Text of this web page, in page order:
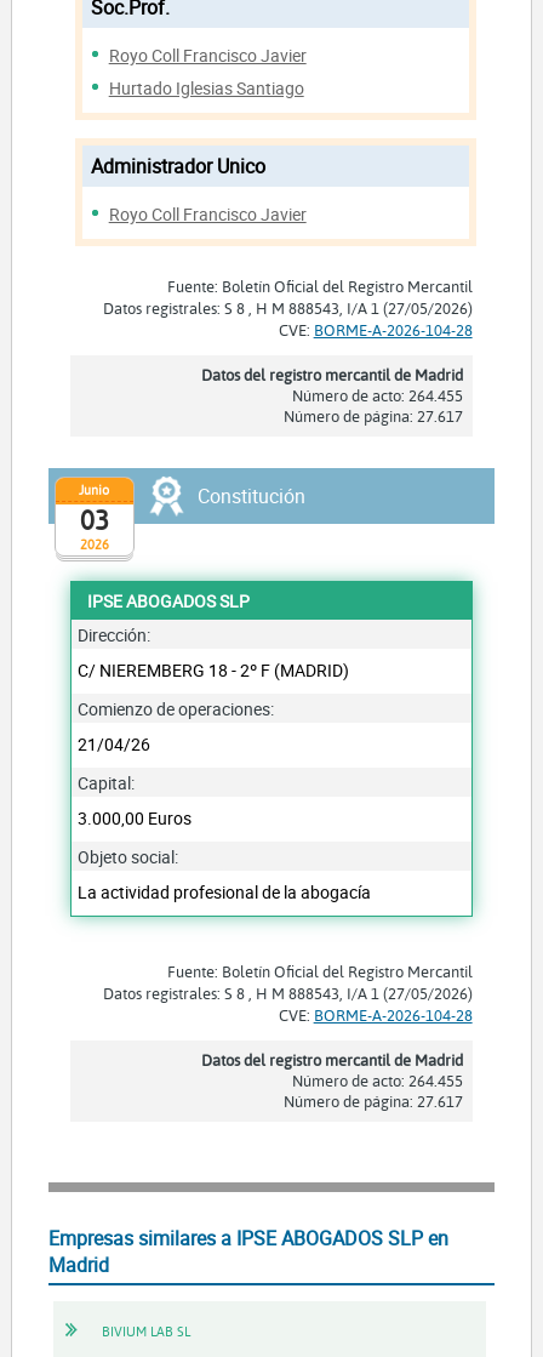
Soc.Prof.
Royo Coll Francisco Javier
Hurtado Iglesias Santiago
Administrador Unico
Royo Coll Francisco Javier
Fuente: Boletín Oficial del Registro Mercantil
Datos registrales: S 8 , H M 888543, I/A 1 (27/05/2026)
CVE: BORME-A-2026-104-28
Datos del registro mercantil de Madrid
Número de acto: 264.455
Número de página: 27.617
2026
Junio
03
Constitución
IPSE ABOGADOS SLP
Dirección:
C/ NIEREMBERG 18 - 2º F (MADRID)
Comienzo de operaciones:
21/04/26
Capital:
3.000,00 Euros
Objeto social:
La actividad profesional de la abogacía
Fuente: Boletín Oficial del Registro Mercantil
Datos registrales: S 8 , H M 888543, I/A 1 (27/05/2026)
CVE: BORME-A-2026-104-28
Datos del registro mercantil de Madrid
Número de acto: 264.455
Número de página: 27.617
Empresas similares a IPSE ABOGADOS SLP en
Madrid
BIVIUM LAB SL